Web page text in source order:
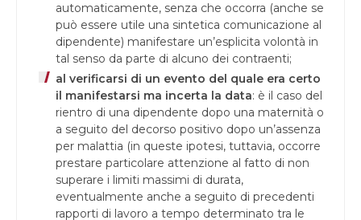
automaticamente, senza che occorra (anche se
può essere utile una sintetica comunicazione al
dipendente) manifestare un’esplicita volontà in
tal senso da parte di alcuno dei contraenti;
al verificarsi di un evento del quale era certo
il manifestarsi ma incerta la data: è il caso del
rientro di una dipendente dopo una maternità o
a seguito del decorso positivo dopo un’assenza
per malattia (in queste ipotesi, tuttavia, occorre
prestare particolare attenzione al fatto di non
superare i limiti massimi di durata,
eventualmente anche a seguito di precedenti
rapporti di lavoro a tempo determinato tra le